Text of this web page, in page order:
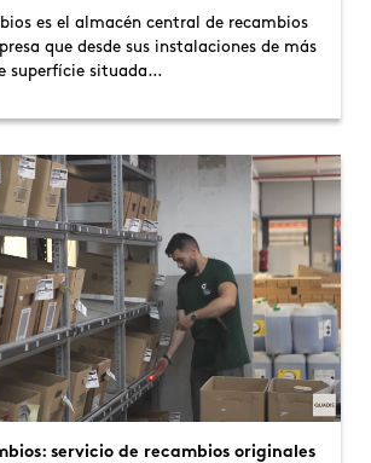
es el almacén central de recambios
que desde sus instalaciones de más
superfície situada…
servicio de recambios originales